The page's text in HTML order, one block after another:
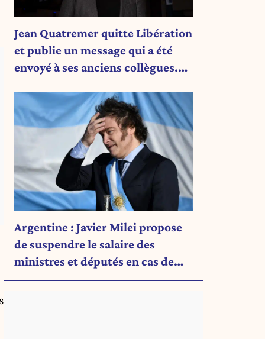
Jean Quatremer quitte Libération
et publie un message qui a été
envoyé à ses anciens collègues.
Argentine : Javier Milei propose
de suspendre le salaire des
ministres et députés en cas de
déficit budgétaire